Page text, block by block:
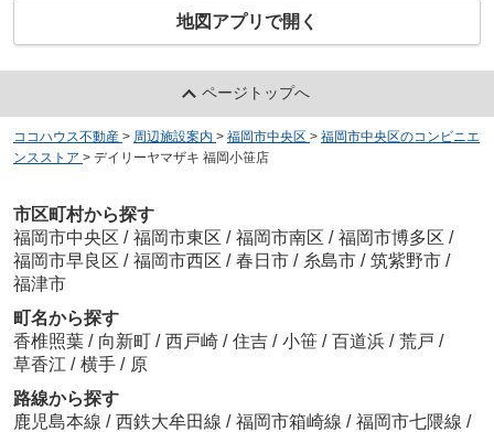
地図アプリで開く
ページトップへ
ココハウス不動産 > 周辺施設案内 > 福岡市中央区 > 福岡市中央区のコンビニエ
ンスストア > デイリーヤマザキ 福岡小笹店
市区町村から探す
福岡市中央区 / 福岡市東区 / 福岡市南区 / 福岡市博多区 /
福岡市早良区 / 福岡市西区 / 春日市 / 糸島市 / 筑紫野市 /
福津市
町名から探す
香椎照葉 / 向新町 / 西戸崎 / 住吉 / 小笹 / 百道浜 / 荒戸 /
草香江 / 横手 / 原
路線から探す
鹿児島本線 / 西鉄大牟田線 / 福岡市箱崎線 / 福岡市七隈線 /